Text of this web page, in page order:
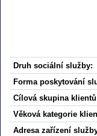
Druh sociální služby:
Forma poskytování
Cílová skupina
Věková kategorie
Adresa zařízení